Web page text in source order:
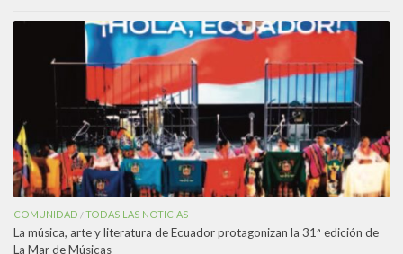
COMUNIDAD /TODAS LAS NOTICIAS
La música, arte y literatura de Ecuador protagonizan la 31ª edición de
La Mar de Músicas